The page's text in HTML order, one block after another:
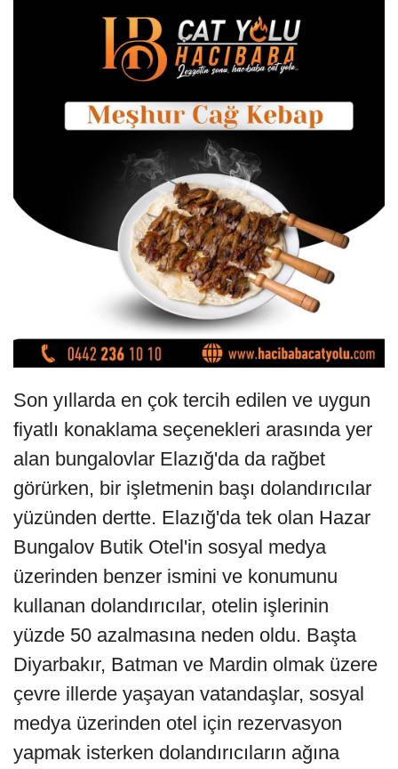
Son yıllarda en çok tercih edilen ve uygun
fiyatlı konaklama seçenekleri arasında yer
alan bungalovlar Elazığ'da da rağbet
görürken, bir işletmenin başı dolandırıcılar
yüzünden dertte. Elazığ'da tek olan Hazar
Bungalov Butik Otel'in sosyal medya
üzerinden benzer ismini ve konumunu
kullanan dolandırıcılar, otelin işlerinin
yüzde 50 azalmasına neden oldu. Başta
Diyarbakır, Batman ve Mardin olmak üzere
çevre illerde yaşayan vatandaşlar, sosyal
medya üzerinden otel için rezervasyon
yapmak isterken dolandırıcıların ağına